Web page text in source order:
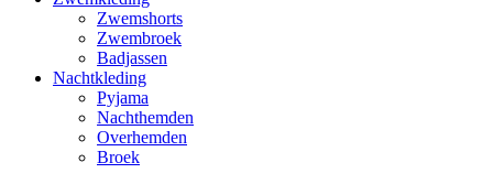
Zwemshorts
Zwembroek
Badjassen
Nachtkleding
Pyjama
Nachthemden
Overhemden
Broek